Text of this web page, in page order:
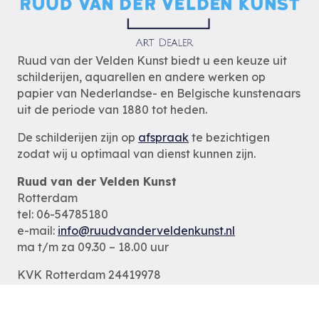
Ruud van der Velden Kunst biedt u een keuze uit
schilderijen, aquarellen en andere werken op
papier van Nederlandse- en Belgische kunstenaars
uit de periode van 1880 tot heden.
De schilderijen zijn op afspraak te bezichtigen
zodat wij u optimaal van dienst kunnen zijn.
Ruud van der Velden Kunst
Rotterdam
tel: 06-54785180
e-mail: info@ruudvanderveldenkunst.nl
ma t/m za 09.30 – 18.00 uur
KVK Rotterdam 24419978